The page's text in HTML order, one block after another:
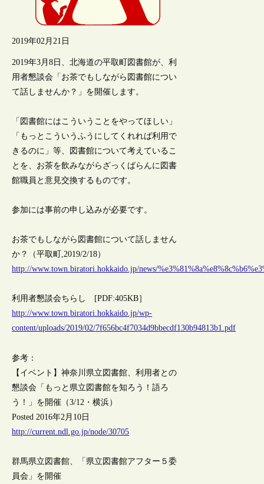
2019年02月21日
2019年3月8日、北海道の平取町図書館が、利
用者懇談会「お茶でもしながら図書館につい
て話しませんか？」を開催します。
「図書館にはこういうことをやってほしい」
「もっとこういうふうにしてくれれば利用で
きるのに」等、図書館について考えているこ
とを、お茶を飲みながらざっくばらんに図書
館職員と意見交換するものです。
参加には事前の申し込みが必要です。
お茶でもしながら図書館について話しません
か？（平取町,2019/2/18）
http://www.town.biratori.hokkaido.jp/news/
利用者懇談会ちらし [PDF:405KB］
http://www.town.biratori.hokkaido.jp/wp-
content/uploads/2019/02/7f656bc4f7034d9bbecdf130b94813b1.pdf
参考：
【イベント】神奈川県立図書館、利用者との
懇談会「もっと県立図書館を知ろう！語ろ
う！」を開催（3/12・横浜）
Posted 2016年2月10日
http://current.ndl.go.jp/node/30705
群馬県立図書館、「県立図書館アフター５委
員会」を開催